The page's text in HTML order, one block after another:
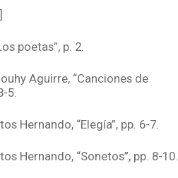
poetas”, p. 2.
Aguirre, “Canciones de
5.
Hernando, “Elegía”, pp. 6-7.
Hernando, “Sonetos”, pp. 8-10.